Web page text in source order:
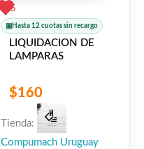
5
▣ Hasta 12 cuotas sin recargo
LIQUIDACION DE
LAMPARAS
$160
Tienda:
Compumach Uruguay